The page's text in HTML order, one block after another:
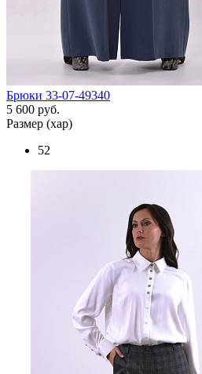
Брюки 33-07-49340
5 600 руб.
Размер (хар)
52